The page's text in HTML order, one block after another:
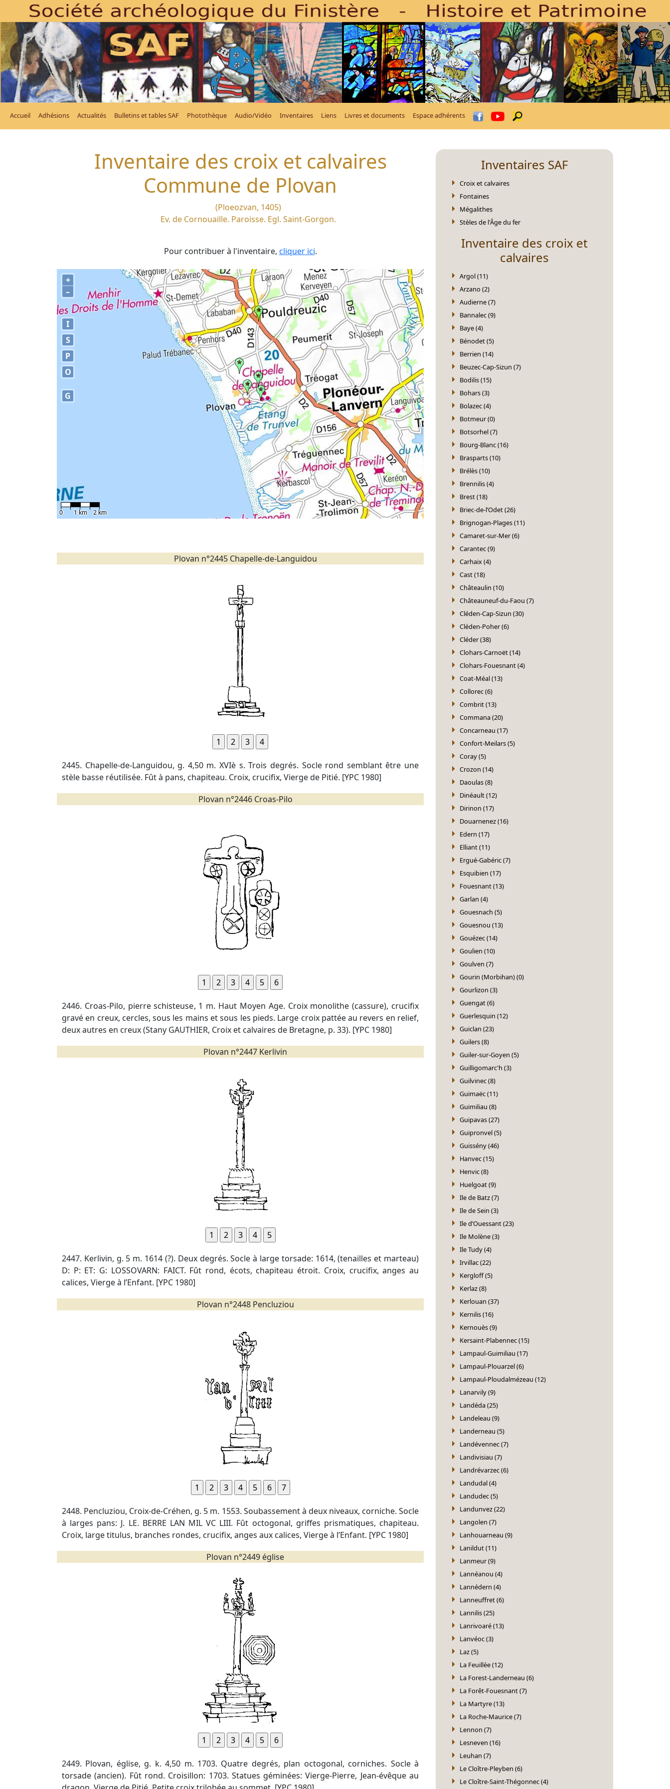
Accueil Adhésions Actualités Bulletins et tables SAF Photothèque Audio/Vidéo Inventaires Liens Livres et documents Espace adhérents
Inventaire des croix et calvaires
Commune de Plovan
(Ploeozvan, 1405)
Ev. de Cornouaille. Paroisse. Egl. Saint-Gorgon.
Pour contribuer à l'inventaire, cliquer ici.
+
–
0 1 km 2 km
I
S
P
O
G
Plovan n°2445 Chapelle-de-Languidou
2445. Chapelle-de-Languidou, g. 4,50 m. XVIè s. Trois degrés. Socle rond semblant être une
stèle basse réutilisée. Fût à pans, chapiteau. Croix, crucifix, Vierge de Pitié. [YPC 1980]
Plovan n°2446 Croas-Pilo
2446. Croas-Pilo, pierre schisteuse, 1 m. Haut Moyen Age. Croix monolithe (cassure), crucifix
gravé en creux, cercles, sous les mains et sous les pieds. Large croix pattée au revers en relief,
deux autres en creux (Stany GAUTHIER, Croix et calvaires de Bretagne, p. 33). [YPC 1980]
Plovan n°2447 Kerlivin
2447. Kerlivin, g. 5 m. 1614 (?). Deux degrés. Socle à large torsade: 1614, (tenailles et marteau)
D: P: ET: G: LOSSOVARN: FAICT. Fût rond, écots, chapiteau étroit. Croix, crucifix, anges au
calices, Vierge à l’Enfant. [YPC 1980]
Plovan n°2448 Pencluziou
2448. Pencluziou, Croix-de-Créhen, g. 5 m. 1553. Soubassement à deux niveaux, corniche. Socle
à larges pans: J. LE. BERRE LAN MIL VC LIII. Fût octogonal, griffes prismatiques, chapiteau.
Croix, large titulus, branches rondes, crucifix, anges aux calices, Vierge à l’Enfant. [YPC 1980]
Plovan n°2449 église
2449. Plovan, église, g. k. 4,50 m. 1703. Quatre degrés, plan octogonal, corniches. Socle à
torsade (ancien). Fût rond. Croisillon: 1703. Statues géminées: Vierge-Pierre, Jean-évêque au
Inventaires SAF
Croix et calvaires
Fontaines
Mégalithes
Stèles de l'Âge du fer
Inventaire des croix et
calvaires
Argol (11)
Arzano (2)
Audierne (7)
Bannalec (9)
Baye (4)
Bénodet (5)
Berrien (14)
Beuzec-Cap-Sizun (7)
Bodilis (15)
Bohars (3)
Bolazec (4)
Botmeur (0)
Botsorhel (7)
Bourg-Blanc (16)
Brasparts (10)
Brélès (10)
Brennilis (4)
Brest (18)
Briec-de-l’Odet (26)
Brignogan-Plages (11)
Camaret-sur-Mer (6)
Carantec (9)
Carhaix (4)
Cast (18)
Châteaulin (10)
Châteauneuf-du-Faou (7)
Cléden-Cap-Sizun (30)
Cléden-Poher (6)
Cléder (38)
Clohars-Carnoët (14)
Clohars-Fouesnant (4)
Coat-Méal (13)
Collorec (6)
Combrit (13)
Commana (20)
Concarneau (17)
Confort-Meilars (5)
Coray (5)
Crozon (14)
Daoulas (8)
Dinéault (12)
Dirinon (17)
Douarnenez (16)
Edern (17)
Elliant (11)
Ergué-Gabéric (7)
Esquibien (17)
Fouesnant (13)
Garlan (4)
Gouesnach (5)
Gouesnou (13)
Gouézec (14)
Goulien (10)
Goulven (7)
Gourin (Morbihan) (0)
Gourlizon (3)
Guengat (6)
Guerlesquin (12)
Guiclan (23)
Guilers (8)
Guiler-sur-Goyen (5)
Guilligomarc'h (3)
Guilvinec (8)
Guimaëc (11)
Guimiliau (8)
Guipavas (27)
Guipronvel (5)
Guissény (46)
Hanvec (15)
Henvic (8)
Huelgoat (9)
Ile de Batz (7)
Ile de Sein (3)
Ile d’Ouessant (23)
Ile Molène (3)
Ile Tudy (4)
Irvillac (22)
Kergloff (5)
Kerlaz (8)
Kerlouan (37)
Kernilis (16)
Kernouès (9)
Kersaint-Plabennec (15)
Lampaul-Guimiliau (17)
Lampaul-Plouarzel (6)
Lampaul-Ploudalmézeau (12)
Lanarvily (9)
Landéda (25)
Landeleau (9)
Landerneau (5)
Landévennec (7)
Landivisiau (7)
Landrévarzec (6)
Landudal (4)
Landudec (5)
Landunvez (22)
Langolen (7)
Lanhouarneau (9)
Lanildut (11)
Lanmeur (9)
Lannéanou (4)
Lannédern (4)
Lanneuffret (6)
Lannilis (25)
Lanrivoaré (13)
Lanvéoc (3)
Laz (5)
La Feuillée (12)
La Forest-Landerneau (6)
La Forêt-Fouesnant (7)
La Martyre (13)
La Roche-Maurice (7)
Lennon (7)
Lesneven (16)
Leuhan (7)
Le Cloître-Pleyben (6)
Le Cloître-Saint-Thégonnec (4)